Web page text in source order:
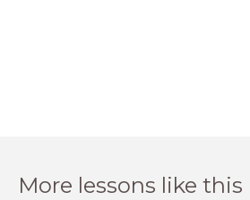
More lessons like this